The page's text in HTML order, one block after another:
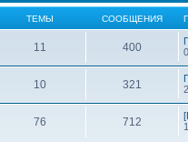
ТЕМЫ СООБЩЕНИЯ
11 400
10 321
76 712